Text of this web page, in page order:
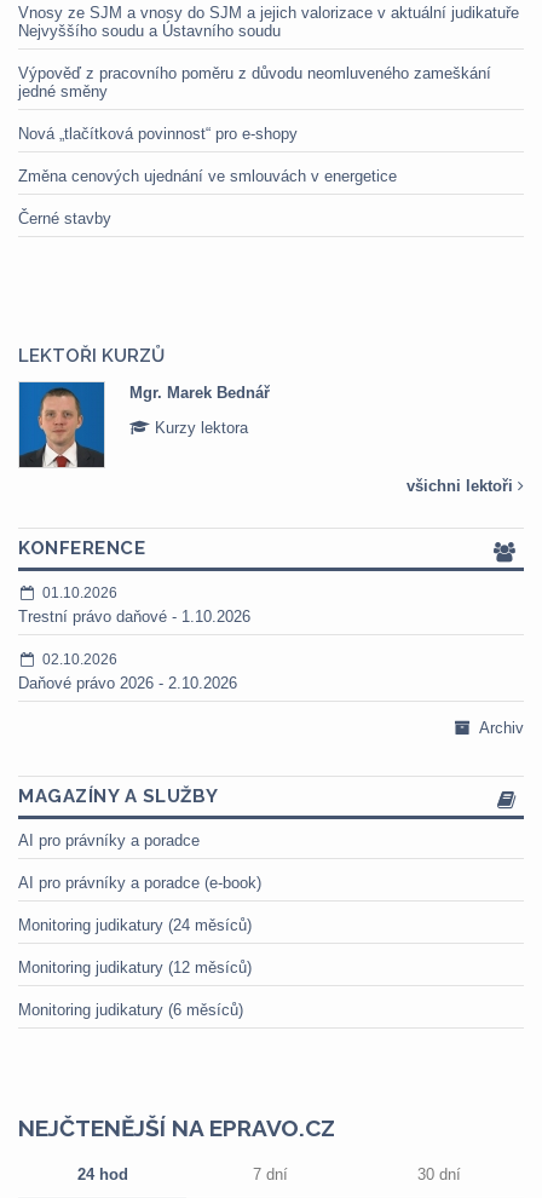
Vnosy ze SJM a vnosy do SJM a jejich valorizace v aktuální judikatuře
Nejvyššího soudu a Ústavního soudu
Výpověď z pracovního poměru z důvodu neomluveného zameškání
jedné směny
Nová „tlačítková povinnost“ pro e-shopy
Změna cenových ujednání ve smlouvách v energetice
Černé stavby
LEKTOŘI KURZŮ
Mgr. Marek Bednář
Kurzy lektora
všichni lektoři
KONFERENCE
01.10.2026
Trestní právo daňové - 1.10.2026
02.10.2026
Daňové právo 2026 - 2.10.2026
Archiv
MAGAZÍNY A SLUŽBY
AI pro právníky a poradce
AI pro právníky a poradce (e-book)
Monitoring judikatury (24 měsíců)
Monitoring judikatury (12 měsíců)
Monitoring judikatury (6 měsíců)
NEJČTENĚJŠÍ NA EPRAVO.CZ
24 hod 7 dní 30 dní